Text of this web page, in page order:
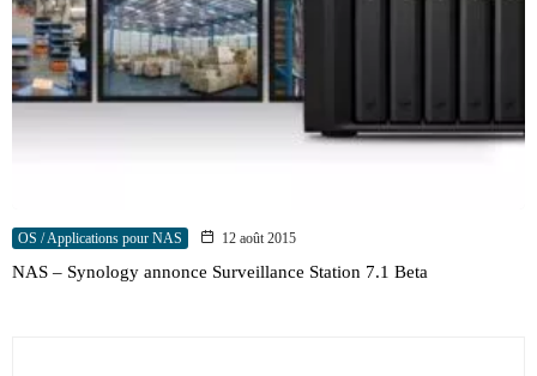
OS / Applications pour NAS 12 août 2015
NAS – Synology annonce Surveillance Station 7.1 Beta